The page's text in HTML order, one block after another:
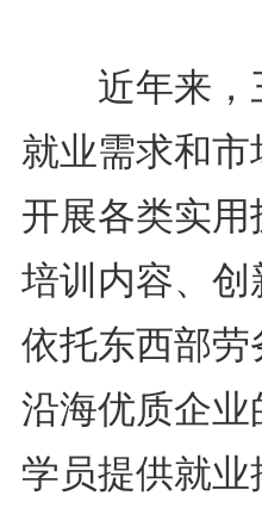
近年来，
就业需求和
开展各类实
培训内容、
依托东西部
沿海优质企
学员提供就